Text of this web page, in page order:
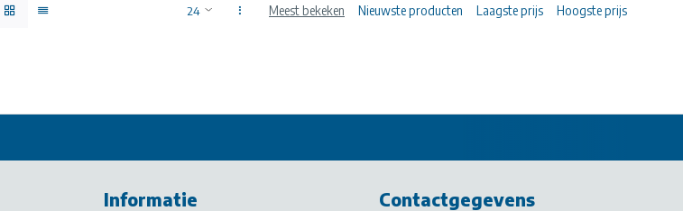
Meest bekeken Nieuwste producten Laagste prijs Hoogste prijs
Informatie Contactgegevens